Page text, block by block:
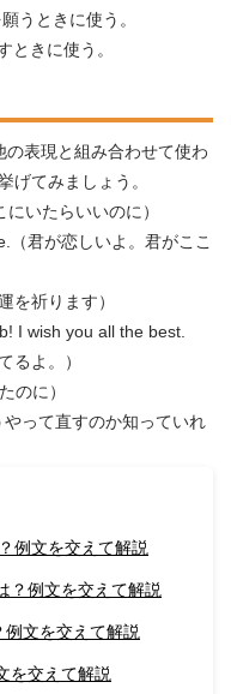
うときに使う。
ときに使う。
の表現と組み合わせて使わ
げてみましょう。
いたらいいのに）
君が恋しいよ。君がここ
祈ります）
I wish you all the best.
るよ。）
のに）
って直すのか知っていれ
例文を交えて解説
？例文を交えて解説
文を交えて解説
を交えて解説